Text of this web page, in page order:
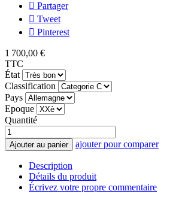
Partager
Tweet
Pinterest
1 700,00 €
TTC
État
Classification
Pays
Epoque
Quantité
Ajouter au panier ajouter pour comparer
Description
Détails du produit
Écrivez votre propre commentaire